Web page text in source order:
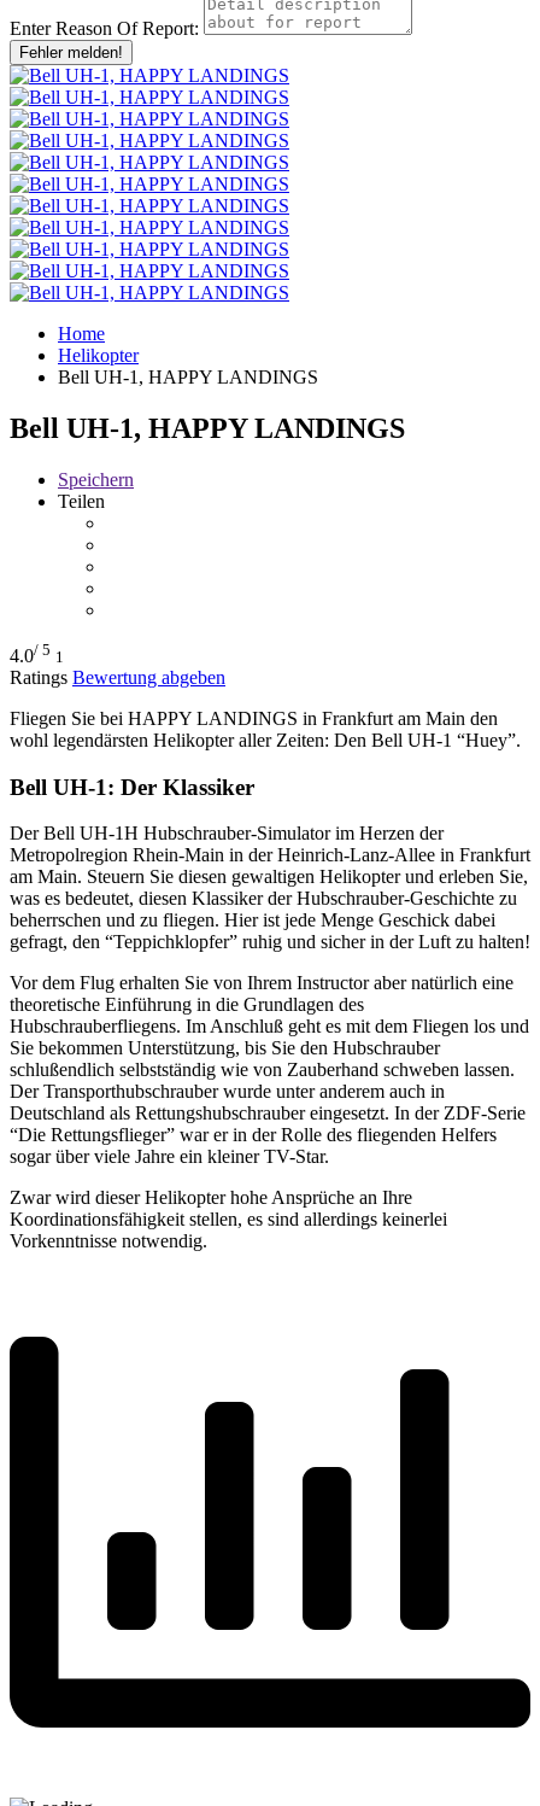
Enter Reason Of Report:
Fehler melden!
Home
Helikopter
Bell UH-1, HAPPY LANDINGS
Bell UH-1, HAPPY LANDINGS
Speichern
Teilen
4.0/ 5 1
Ratings Bewertung abgeben
Fliegen Sie bei HAPPY LANDINGS in Frankfurt am Main den
wohl legendärsten Helikopter aller Zeiten: Den Bell UH-1 “Huey”.
Bell UH-1: Der Klassiker
Der Bell UH-1H Hubschrauber-Simulator im Herzen der
Metropolregion Rhein-Main in der Heinrich-Lanz-Allee in Frankfurt
am Main. Steuern Sie diesen gewaltigen Helikopter und erleben Sie,
was es bedeutet, diesen Klassiker der Hubschrauber-Geschichte zu
beherrschen und zu fliegen. Hier ist jede Menge Geschick dabei
gefragt, den “Teppichklopfer” ruhig und sicher in der Luft zu halten!
Vor dem Flug erhalten Sie von Ihrem Instructor aber natürlich eine
theoretische Einführung in die Grundlagen des
Hubschrauberfliegens. Im Anschluß geht es mit dem Fliegen los und
Sie bekommen Unterstützung, bis Sie den Hubschrauber
schlußendlich selbstständig wie von Zauberhand schweben lassen.
Der Transporthubschrauber wurde unter anderem auch in
Deutschland als Rettungshubschrauber eingesetzt. In der ZDF-Serie
“Die Rettungsflieger” war er in der Rolle des fliegenden Helfers
sogar über viele Jahre ein kleiner TV-Star.
Zwar wird dieser Helikopter hohe Ansprüche an Ihre
Koordinationsfähigkeit stellen, es sind allerdings keinerlei
Vorkenntnisse notwendig.